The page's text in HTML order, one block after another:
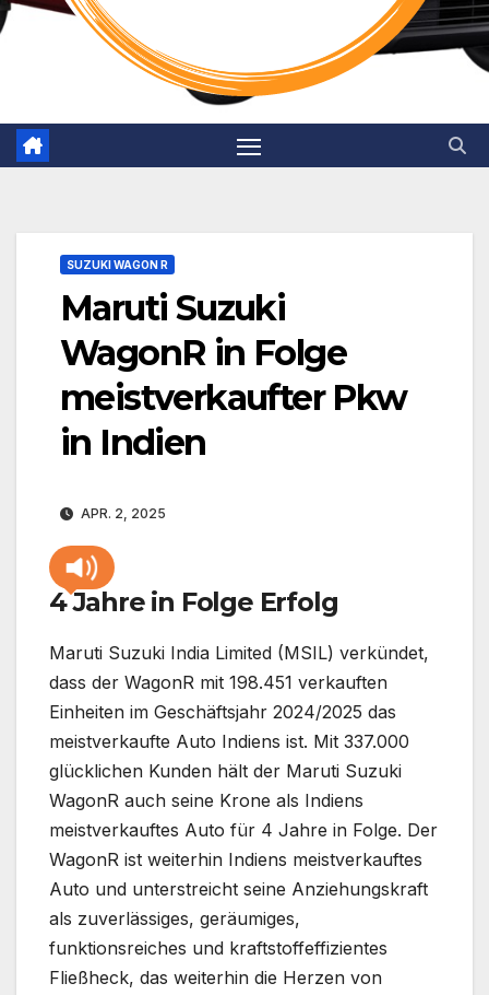
SUZUKI WAGON R
Maruti Suzuki
WagonR in Folge
meistverkaufter Pkw
in Indien
APR. 2, 2025
4 Jahre in Folge Erfolg
Maruti Suzuki India Limited (MSIL) verkündet,
dass der WagonR mit 198.451 verkauften
Einheiten im Geschäftsjahr 2024/2025 das
meistverkaufte Auto Indiens ist. Mit 337.000
glücklichen Kunden hält der Maruti Suzuki
WagonR auch seine Krone als Indiens
meistverkauftes Auto für 4 Jahre in Folge. Der
WagonR ist weiterhin Indiens meistverkauftes
Auto und unterstreicht seine Anziehungskraft
als zuverlässiges, geräumiges,
funktionsreiches und kraftstoffeffizientes
Fließheck, das weiterhin die Herzen von